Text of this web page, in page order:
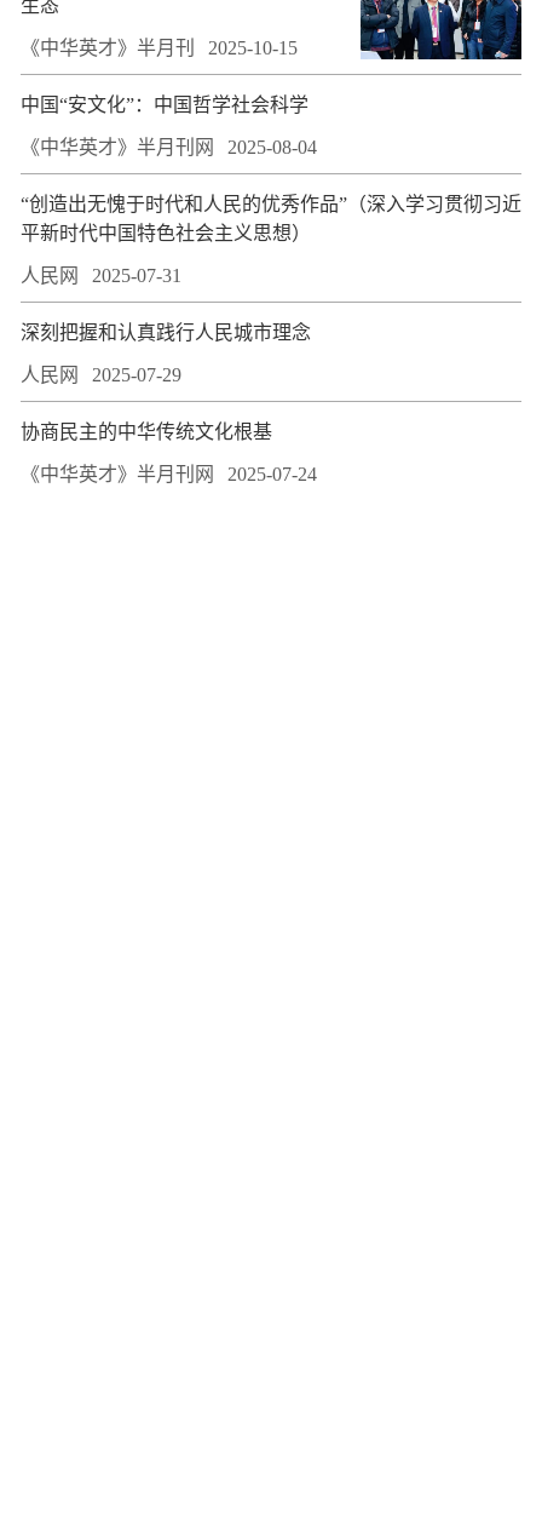
生态
《中华英才》半月刊 2025-10-15
中国“安文化”：中国哲学社会科学
《中华英才》半月刊网 2025-08-04
“创造出无愧于时代和人民的优秀作品”（深入学习贯彻习近
平新时代中国特色社会主义思想）
人民网 2025-07-31
深刻把握和认真践行人民城市理念
人民网 2025-07-29
协商民主的中华传统文化根基
《中华英才》半月刊网 2025-07-24